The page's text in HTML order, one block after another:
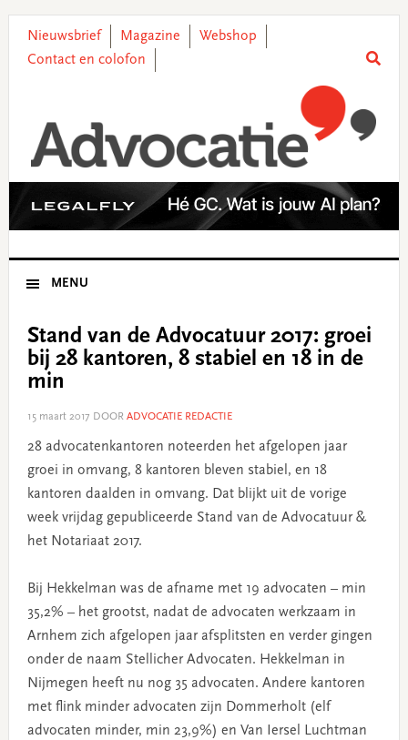
primary
main
primary
footer
Nieuwsbrief Magazine
Webshop
Contact en colofon
MENU
Stand van de Advocatuur 2017: groei
bij 28 kantoren, 8 stabiel en 18 in de
min
15 maart 2017 DOOR ADVOCATIE REDACTIE
28 advocatenkantoren noteerden het afgelopen jaar
groei in omvang, 8 kantoren bleven stabiel, en 18
kantoren daalden in omvang. Dat blijkt uit de vorige
week vrijdag gepubliceerde Stand van de Advocatuur &
het Notariaat 2017.
Bij Hekkelman was de afname met 19 advocaten – min
35,2% – het grootst, nadat de advocaten werkzaam in
Arnhem zich afgelopen jaar afsplitsten en verder gingen
onder de naam Stellicher Advocaten. Hekkelman in
Nijmegen heeft nu nog 35 advocaten. Andere kantoren
met flink minder advocaten zijn Dommerholt (elf
advocaten minder, min 23,9%) en Van Iersel Luchtman